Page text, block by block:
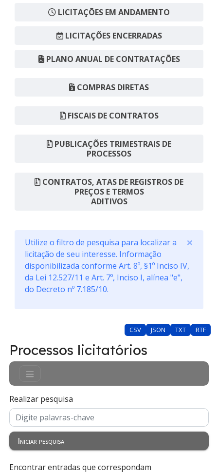
LICITAÇÕES EM ANDAMENTO
LICITAÇÕES ENCERRADAS
PLANO ANUAL DE CONTRATAÇÕES
COMPRAS DIRETAS
FISCAIS DE CONTRATOS
PUBLICAÇÕES TRIMESTRAIS DE
PROCESSOS
CONTRATOS, ATAS DE REGISTROS DE
PREÇOS E TERMOS
ADITIVOS
×
Utilize o filtro de pesquisa para localizar a
licitação de seu interesse. Informação
disponibilizada conforme Art. 8º, §1º Inciso IV,
da Lei 12.527/11 e Art. 7º, Inciso I, alínea "e",
do Decreto nº 7.185/10.
CSV JSON TXT RTF
Processos licitatórios
Realizar pesquisa
Iniciar pesquisa
Encontrar entradas que correspondam